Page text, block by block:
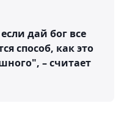
дай бог все
способ, как это
– считает